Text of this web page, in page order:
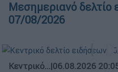
Μεσημεριανό δελτίο
07/08/2026
Κεντρικό...|06.08.2026